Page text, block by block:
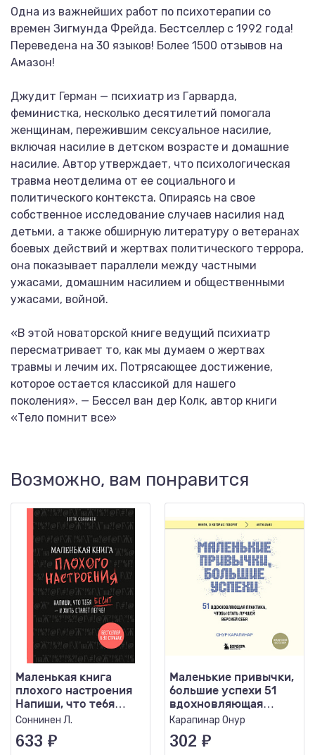
Одна из важнейших работ по психотерапии со
времен Зигмунда Фрейда. Бестселлер с 1992 года!
Переведена на 30 языков! Более 1500 отзывов на
Амазон!
Джудит Герман — психиатр из Гарварда,
феминистка, несколько десятилетий помогала
женщинам, пережившим сексуальное насилие,
включая насилие в детском возрасте и домашние
насилие. Автор утверждает, что психологическая
травма неотделима от ее социального и
политического контекста. Опираясь на свое
собственное исследование случаев насилия над
детьми, а также обширную литературу о ветеранах
боевых действий и жертвах политического террора,
она показывает параллели между частными
ужасами, домашним насилием и общественными
ужасами, войной.
«В этой новаторской книге ведущий психиатр
пересматривает то, как мы думаем о жертвах
травмы и лечим их. Потрясающее достижение,
которое остается классикой для нашего
поколения». — Бессел ван дер Колк, автор книги
«Тело помнит все»
Возможно, вам понравится
Маленькая книга
плохого настроения
Напиши, что тебя
бесит — и жить станет
Cоннинен Л.
633 ₽
Маленькие привычки,
большие успехи 51
вдохновляющая
практика, чтобы стать
Карапинар Онур
302 ₽